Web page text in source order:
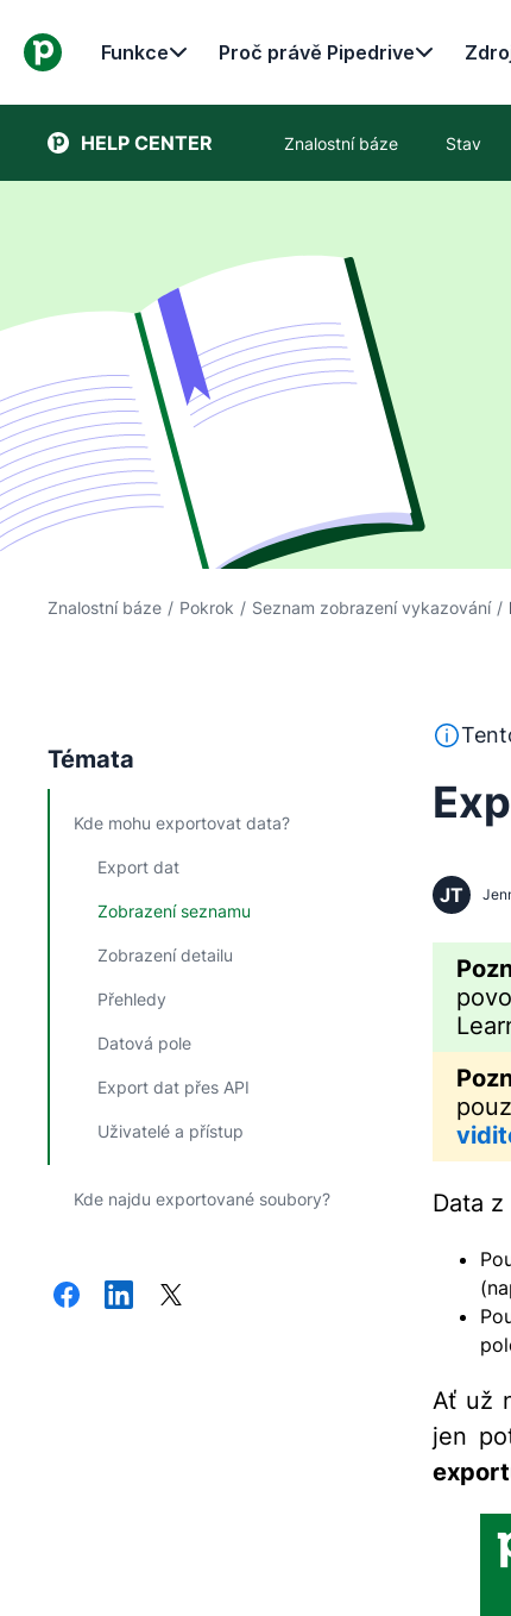
Funkce Proč právě Pipedrive
HELP CENTER Znalostní báze Stav
Znalostní báze / Pokrok / Seznam zobrazení vykazování /
Témata
Kde mohu exportovat data?
Export dat
Zobrazení seznamu
Zobrazení detailu
Přehledy
Datová pole
Export dat přes API
Uživatelé a přístup
Kde najdu exportované soubory?
Tento
JT
Data
Ať už
jen